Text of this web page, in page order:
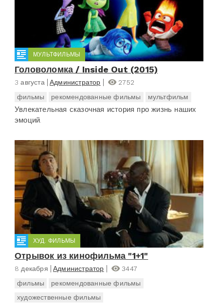
МУЛЬТФИЛЬМЫ
Головоломка / Inside Out (2015)
3 августа Администратор
2752
фильмы
рекомендованные фильмы мультфильм
Увлекательная сказочная история про жизнь наших
эмоций.
ХУД. ФИЛЬМЫ
Отрывок из кинофильма "1+1"
8 декабря Администратор
3447
фильмы
рекомендованные фильмы
художественные фильмы